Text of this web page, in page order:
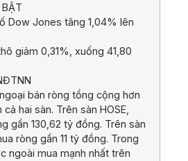
BẬT
Dow Jones tăng 1,04% lên
giảm 0,31%, xuống 41,80
bán ròng tổng cộng hơn
hai sàn. Trên sàn HOSE,
gần 130,62 tỷ đồng. Trên sàn
ròng gần 11 tỷ đồng. Trong
ngoài mua mạnh nhất trên